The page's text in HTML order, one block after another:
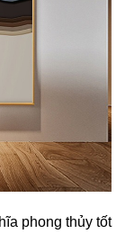
phong thủy tốt